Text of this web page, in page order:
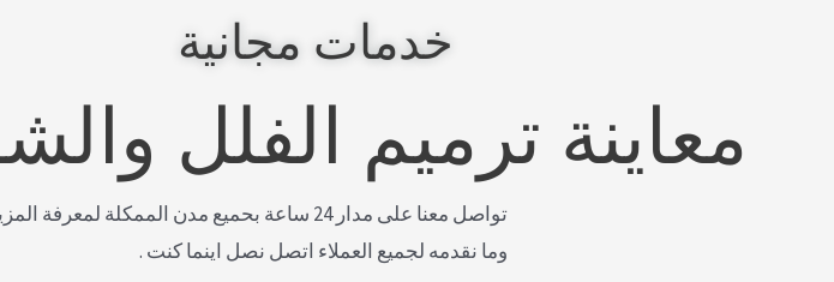
خدمات مجانية
معاينة ترميم الفلل
تواصل معنا على مدار 24 ساعة بحميع مدن الممكلة
وما نقدمه لجميع العملاء اتصل نصل اينما كنت .